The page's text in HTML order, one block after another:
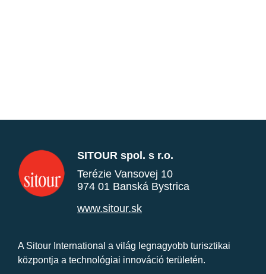
SITOUR spol. s r.o.
Terézie Vansovej 10
974 01 Banská Bystrica
www.sitour.sk
A Sitour International a világ legnagyobb turisztikai
központja a technológiai innováció területén.